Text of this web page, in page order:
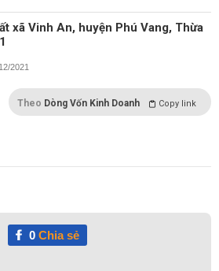
xã Vinh An, huyện Phú Vang, Thừa
2021
Theo Dòng Vốn Kinh Doanh Copy link
0Chia sẻ